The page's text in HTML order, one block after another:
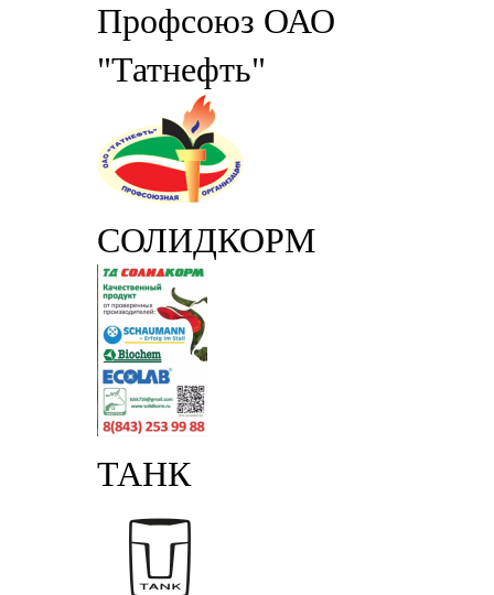
Профсоюз ОАО
"Татнефть"
СОЛИДКОРМ
ТАНК